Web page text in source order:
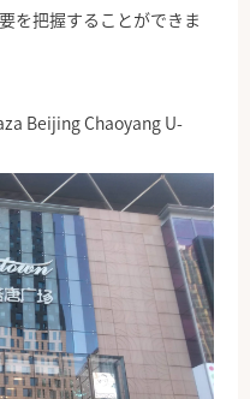
を把握することができま
Beijing Chaoyang U-